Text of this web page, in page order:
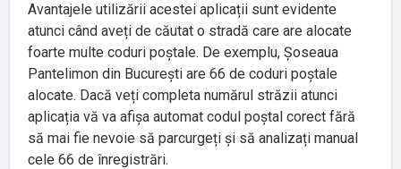
Avantajele utilizării acestei aplicații sunt evidente
atunci când aveți de căutat o stradă care are alocate
foarte multe coduri poștale. De exemplu, Șoseaua
Pantelimon din București are 66 de coduri poștale
alocate. Dacă veți completa numărul străzii atunci
aplicația vă va afișa automat codul poștal corect fără
să mai fie nevoie să parcurgeți și să analizați manual
cele 66 de înregistrări.